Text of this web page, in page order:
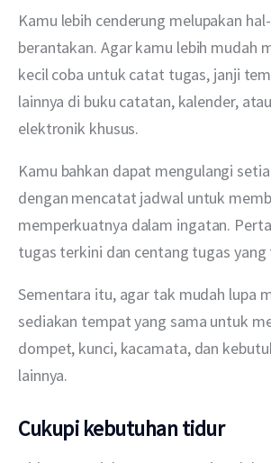
Kamu lebih cenderung melupakan
berantakan. Agar kamu lebih mudah
kecil coba untuk catat tugas, janji
lainnya di buku catatan, kalender,
elektronik khusus.
Kamu bahkan dapat mengulangi
dengan mencatat jadwal untuk
memperkuatnya dalam ingatan.
tugas terkini dan centang tugas yang
Sementara itu, agar tak mudah lupa
sediakan tempat yang sama untuk
dompet, kunci, kacamata, dan
lainnya.
Cukupi kebutuhan tidur